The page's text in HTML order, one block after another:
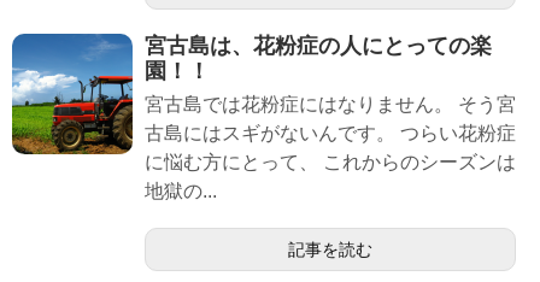
宮古島は、花粉症の人にとっての楽
園！！
宮古島では花粉症にはなりません。 そう宮
古島にはスギがないんです。 つらい花粉症
に悩む方にとって、 これからのシーズンは
地獄の...
記事を読む